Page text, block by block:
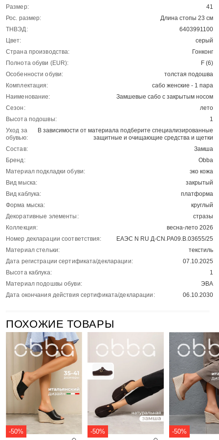
Размер:
41
Рос. размер:
Длина стопы 23 см
ТНВЭД:
6403991100
Цвет:
серый
Страна производства:
Гонконг
Полнота обуви (EUR):
F (6)
Особенности обуви:
толстая подошва
Комплектация:
сабо женские - 1 пара
Наименование:
Замшевые сабо с закрытым носом
Сезон:
лето
Высота подошвы:
1
Уход за
обувью:
В зависимости от материала подберите специализированные
защитные и очищающие средства и щетки
Состав:
Замша
Бренд:
Obba
Материал подкладки обуви:
эко кожа
Вид мыска:
закрытый
Вид каблука:
платформа
Форма мыска:
круглый
Декоративные элементы:
стразы
Коллекция:
весна-лето 2026
Номер декларации соответствия:
ЕАЭС N RU Д-CN.РА09.В.03655/25
Материал стельки:
текстиль
Дата регистрации сертификата/декларации:
07.10.2025
Высота каблука:
1
Материал подошвы обуви:
ЭВА
Дата окончания действия сертификата/декларации:
06.10.2030
ПОХОЖИЕ ТОВАРЫ
-50% -50% -50%